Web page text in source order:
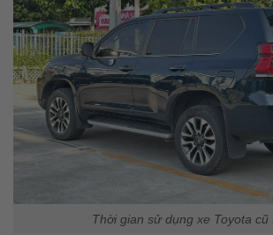
Thời gian sử dụng xe Toyota cũ